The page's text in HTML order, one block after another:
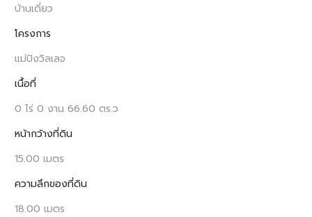
บ้านเดี่ยว
โครงการ
แม่ปิงวิลเลจ
เนื้อที่
0 ไร่ 0 งาน 66.60 ตร.ว
หน้ากว้างที่ดิน
15.00 เมตร
ความลึกของที่ดิน
18.00 เมตร